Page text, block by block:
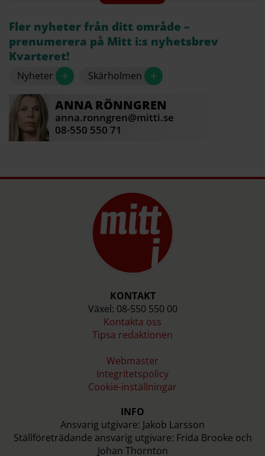
Kristdemokraterna: 4 procent (3,5 procent)
Miljöpartiet: 12,4 procent (12,1 procent)
Socialdemokraterna: 32,5 procent (33 procent)
Vänsterpartiet: 14,9 procent (10,7 procent)
Sverigedemokraterna: 6,1 procent (8,4 procent)
Övriga: 2,4 procent (2,9 procent)
Fler nyheter från ditt område –
prenumerera på Mitt i:s nyhetsbrev
Kvarteret!
Nyheter + Skärholmen +
ANNA RÖNNGREN
anna.ronngren@mitti.se
08-550 550 71
KONTAKT
Växel: 08-550 550 00
Kontakta oss
Tipsa redaktionen
Webmaster
Integritetspolicy
Cookie-inställningar
INFO
Ansvarig utgivare: Jakob Larsson
Ställföreträdande ansvarig utgivare: Frida Brooke och
Johan Thornton